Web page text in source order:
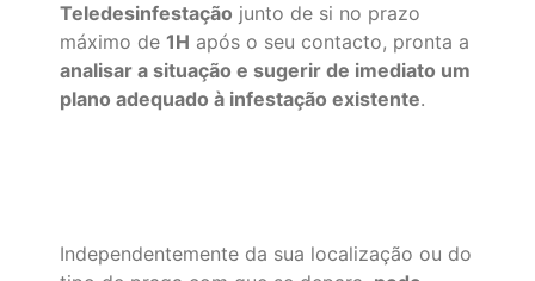
Teledesinfestação junto de si no prazo
máximo de 1H após o seu contacto, pronta a
analisar a situação e sugerir de imediato um
plano adequado à infestação existente.
Independentemente da sua localização ou do